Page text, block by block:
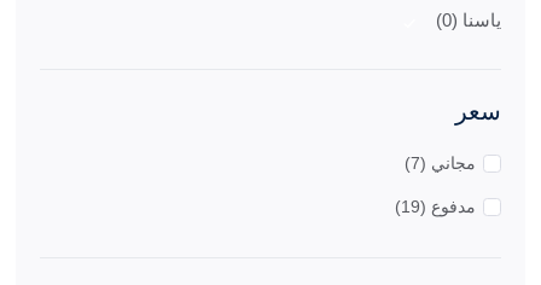
ياسنا (0)
سعر
مجاني (7)
مدفوع (19)